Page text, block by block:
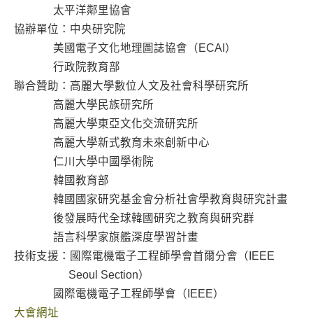
太平洋鄰里協會
協辦單位：中央研究院
美國電子文化地理圖誌協會（ECAI）
行政院教育部
聯合贊助：高麗大學數位人文及社會科學研究所
高麗大學民族研究所
高麗大學東亞文化交流研究所
高麗大學新式教育未來創新中心
仁川大學中國學術院
韓國教育部
韓國國家研究基金會分析社會學教育與研究計畫
後發展時代全球韓國研究之教育與研究群
語言科學家旗艦深度學習計畫
技術支援：國際電機電子工程師學會首爾分會（IEEE
Seoul Section）
國際電機電子工程師學會（IEEE）
大會網址